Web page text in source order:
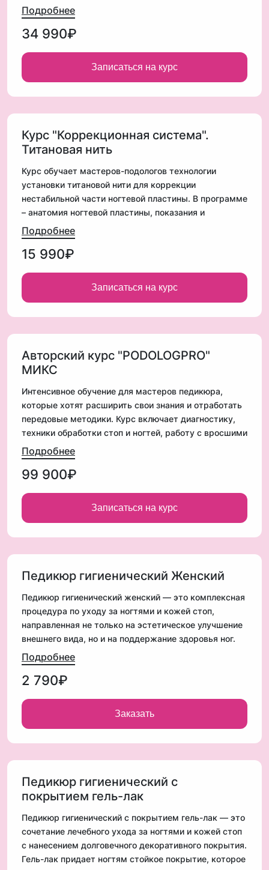
обработки и профилактики. Под руководством
опытного преподавателя отработаете навыки на
моделях. Курс поможет вам повысить
клиентами еще более профессионально. По
окончании выдается сертификат.
Подробнее
34 990₽
Записаться на курс
Курс "Коррекционная система".
Титановая нить
Курс обучает мастеров-подологов технологии
установки титановой нити для коррекции
нестабильной части ногтевой пластины. В программе
– анатомия ногтевой пластины, показания и
противопоказания, техника установки, разбор
сложных случаев и работа с клиентами. Подходит
для практикующих мастеров, желающих расширить
Подробнее
15 990₽
Записаться на курс
Авторский курс "PODOLOGPRO"
МИКС
Интенсивное обучение для мастеров педикюра,
которые хотят расширить свои знания и отработать
передовые методики. Курс включает диагностику,
техники обработки стоп и ногтей, работу с вросшими
ногтями и гиперкератозом, а также разбор сложных
случаев. Обучение проходит в формате теории и
практики с отработкой на моделях. После
государственного образца (внесение в ФИС ФРДО) +
именной сертификат, и сможете применять
Подробнее
99 900₽
Записаться на курс
Педикюр гигиенический Женский
Педикюр гигиенический женский — это комплексная
процедура по уходу за ногтями и кожей стоп,
направленная не только на эстетическое улучшение
внешнего вида, но и на поддержание здоровья ног.
Эта процедура является важной частью регулярного
ухода за ногтями и кожей, особенно для женщин,
которые проводят много времени на ногах, носить
✔ Вросшие ногти, деформация ногтевой пластины
✔ Профилактика грибковых заболеваний
✔ Повышенная потливость, неприятный запах
✔ Ломкость, расслоение ногтей
✔ Беременность, повышенная нагрузка на ноги
✔ Регулярное ношение каблуков, неудобной обуви
Подробнее
2 790₽
Заказать
Педикюр гигиенический с
покрытием гель-лак
Педикюр гигиенический с покрытием гель-лак — это
сочетание лечебного ухода за ногтями и кожей стоп
с нанесением долговечного декоративного покрытия.
Гель-лак придает ногтям стойкое покрытие, которое